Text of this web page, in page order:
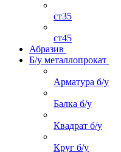
ст35
ст45
Абразив
Б/у металлопрокат
Арматура б/у
Балка б/у
Квадрат б/у
Круг б/у